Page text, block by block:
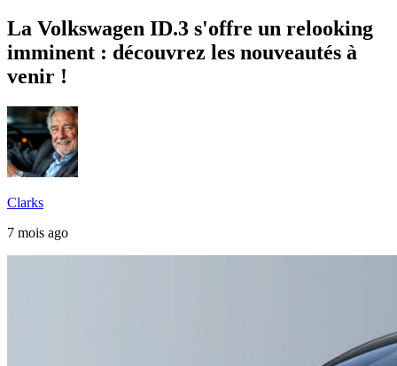
La Volkswagen ID.3 s'offre un relooking
imminent : découvrez les nouveautés à
venir !
Clarks
7 mois ago